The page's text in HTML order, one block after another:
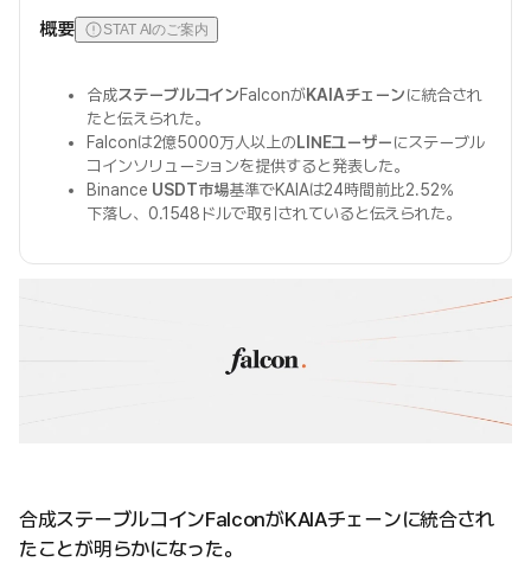
概要 STAT AIのご案内
合成ステーブルコインFalconがKAIAチェーンに統合され
たと伝えられた。
Falconは2億5000万人以上の LINEユーザーにステーブル
コインソリューションを提供すると発表した。
Binance USDT市場基準でKAIAは24時間前比2.52%
下落し、0.1548ドルで取引されていると伝えられた。
合成ステーブルコインFalconがKAIAチェーンに統合され
たことが明らかになった。